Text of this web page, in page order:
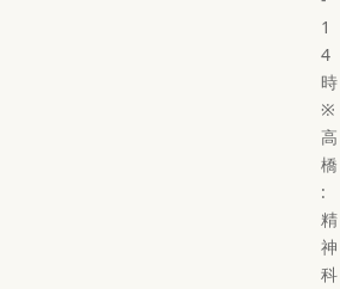
1
4
時
※
高
橋
:
精
神
科